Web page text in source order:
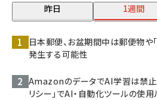
昨日 1週間
日本郵便、お盆期間中は郵便物や
発生する可能性
AmazonのデータでAI学習は禁止
リシー」でAI・自動化ツールの使